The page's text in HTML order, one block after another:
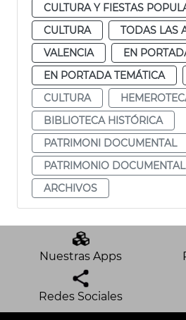
CULTURA Y FIESTAS
CULTURA
TODAS LAS
VALENCIA
EN
EN PORTADA TEMÁTICA
CULTURA
BIBLIOTECA HISTÓRICA
PATRIMONI DOCUMENTAL
PATRIMONIO DOCUMENTAL
ARCHIVOS
Nuestras Apps
Redes Sociales